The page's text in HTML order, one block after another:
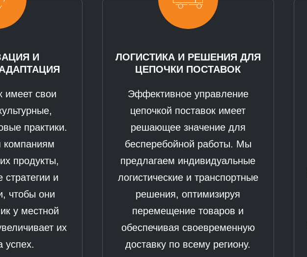
И
имеет свои
практики.
продукты,
стратегии и
чтобы они
у местной
их
успех.
ЛОГИСТИКА И РЕШЕНИЯ ДЛЯ
ЦЕПОЧКИ ПОСТАВОК
Эффективное управление
цепочкой поставок имеет
решающее значение для
бесперебойной работы. Мы
предлагаем индивидуальные
логистические и транспортные
решения, оптимизируя
перемещение товаров и
обеспечивая своевременную
доставку по всему региону.